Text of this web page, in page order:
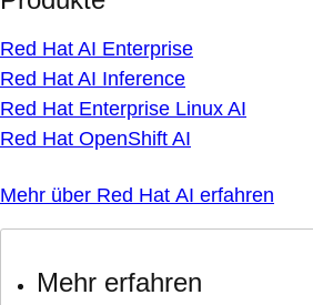
Red Hat AI Enterprise
Red Hat AI Inference
Red Hat Enterprise Linux AI
Red Hat OpenShift AI
Mehr über Red Hat AI erfahren
Mehr erfahren